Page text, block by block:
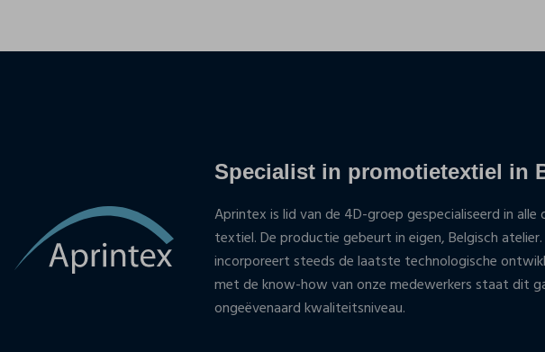
Specialist in promotietextiel in
Aprintex is lid van de 4D-groep gespecialiseerd in
textiel. De productie gebeurt in eigen, Belgisch
incorporeert steeds de laatste technologische
met de know-how van onze medewerkers staat dit
ongeëvenaard kwaliteitsniveau.